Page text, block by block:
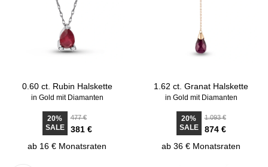
0.60 ct. Rubin Halskette
in Gold mit Diamanten
20%
SALE
477 €
381 €
ab 16 € Monatsraten
1.62 ct. Granat Halskette
in Gold mit Diamanten
20%
SALE
1.093 €
874 €
ab 36 € Monatsraten